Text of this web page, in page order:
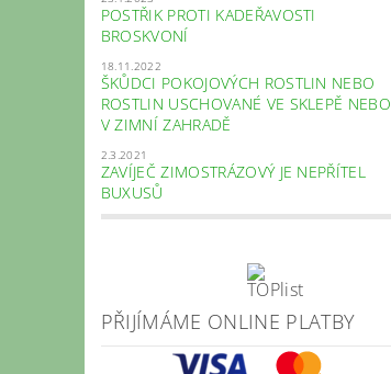
POSTŘIK PROTI KADEŘAVOSTI
BROSKVONÍ
18.11.2022
ŠKŮDCI POKOJOVÝCH ROSTLIN NEBO
ROSTLIN USCHOVANÉ VE SKLEPĚ NEBO
V ZIMNÍ ZAHRADĚ
2.3.2021
ZAVÍJEČ ZIMOSTRÁZOVÝ JE NEPŘÍTEL
BUXUSŮ
PŘIJÍMÁME ONLINE PLATBY